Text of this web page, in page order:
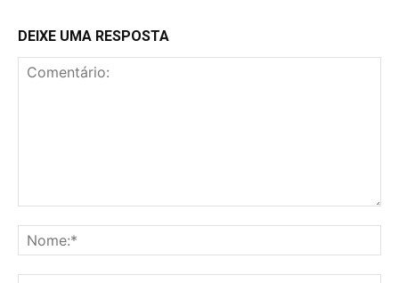
DEIXE UMA RESPOSTA